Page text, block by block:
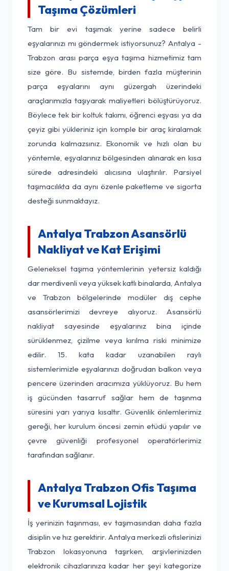
Taşıma Çözümleri
Tam bir evi taşımak yerine sadece belirli
eşyalarınızı mı göndermek istiyorsunuz? Antalya -
Trabzon arası parça eşya taşıma hizmetimiz tam
size göre. Bu sistemde, birden fazla müşterinin
parça eşyalarını aynı güzergah üzerindeki
araçlarımızla taşıyarak maliyetleri bölüştürüyoruz.
Böylece tek bir koltuk takımı, öğrenci eşyası ya da
çeyiz gibi yükleriniz için komple bir araç kiralamak
zorunda kalmazsınız. Ekonomik ve hızlı olan bu
yöntemle, eşyalarınız bölgesinden alınarak en kısa
sürede adresindeki alıcısına ulaştırılır. Parsiyel
taşımacılıkta da aynı özenle paketleme ve sigorta
desteği sunmaktayız.
Antalya Trabzon Asansörlü
Nakliyat ve Kat Erişimi
Geleneksel taşıma yöntemlerinin yetersiz kaldığı
dar merdivenli veya yüksek katlı binalarda, Antalya
ve Trabzon bölgelerinde modüler dış cephe
asansörlerimizi devreye alıyoruz. Asansörlü
nakliyat sayesinde eşyalarınız bina içinde
sürüklenmez, çizilme veya kırılma riski minimize
edilir. 15. kata kadar uzanabilen raylı
sistemlerimizle eşyalarınızı doğrudan balkon veya
pencere üzerinden aracımıza yüklüyoruz. Bu hem
iş gücünden tasarruf sağlar hem de taşınma
süresini yarı yarıya kısaltır. Güvenlik önlemlerimiz
gereği, her kurulum öncesi zemin etüdü yapılır ve
çevre güvenliği profesyonel operatörlerimiz
tarafından sağlanır.
Antalya Trabzon Ofis Taşıma
ve Kurumsal Lojistik
İş yerinizin taşınması, ev taşımasından daha fazla
disiplin ve hız gerektirir. Antalya merkezli ofislerinizi
Trabzon lokasyonuna taşırken, arşivlerinizden
elektronik cihazlarınıza kadar her şeyi kategorize